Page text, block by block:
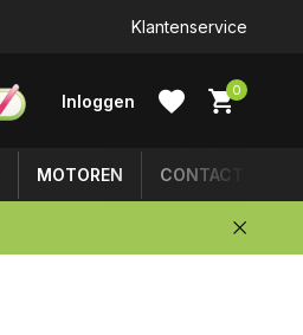
Klantenservice
Inloggen
0
MOTOREN CONTACT